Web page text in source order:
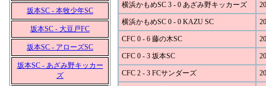
坂本SC - 本牧少年SC
坂本SC - 大豆戸FC
坂本SC - アローズSC
坂本SC - あざみ野キッカー
ズ
横浜かもめSC 3 - 0 あざみ野キッカーズ
横浜かもめSC 0 - 0 KAZU SC
CFC 0 - 6 藤の木SC
CFC 0 - 3 坂本SC
CFC 2 - 3 FCサンダーズ